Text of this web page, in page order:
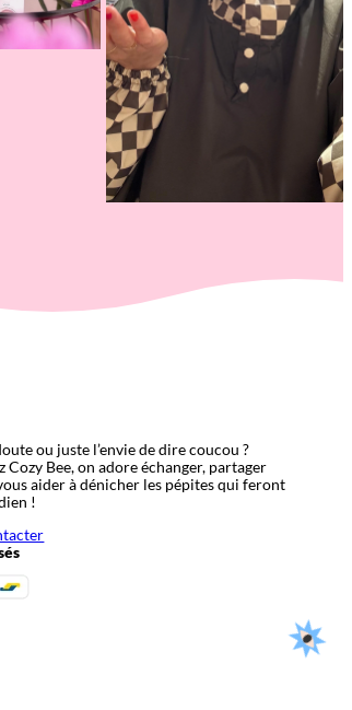
ou juste l’envie de dire coucou ?
Cozy Bee, on adore échanger, partager
aider à dénicher les pépites qui feront
!